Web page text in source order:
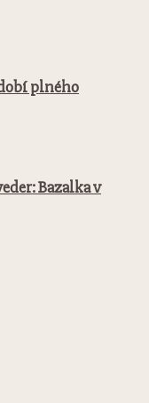
plného
Bazalka v